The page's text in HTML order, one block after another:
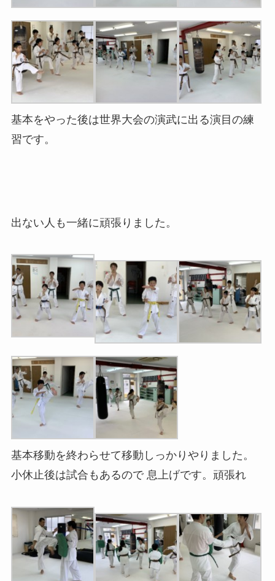
基本をやった後は世界大会の演武に出る演目の練
習です。
出ない人も一緒に頑張りました。
基本移動を終わらせて移動しっかりやりました。
小休止後は試合もあるので 息上げです。頑張れ